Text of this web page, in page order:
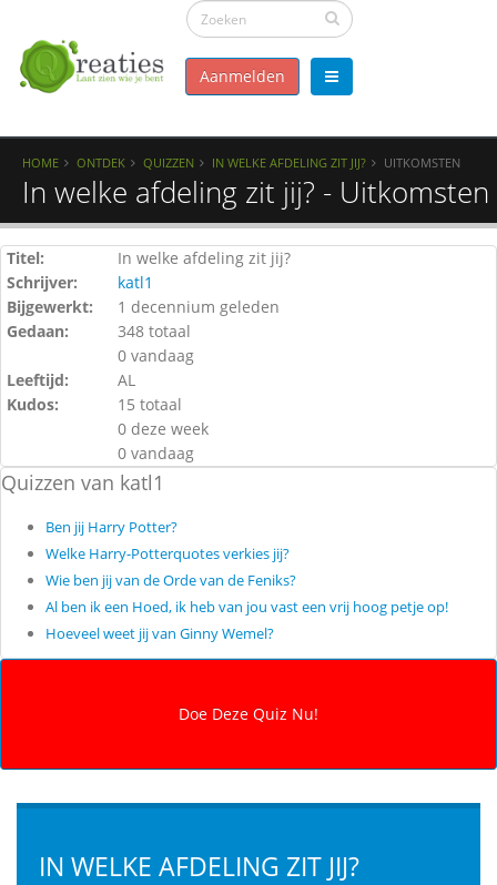
Aanmelden
HOME ONTDEK QUIZZEN IN WELKE AFDELING ZIT JIJ? UITKOMSTEN
In welke afdeling zit jij? - Uitkomsten
Titel:
In welke afdeling zit jij?
Schrijver:
katl1
Bijgewerkt:
1 decennium geleden
Gedaan:
348 totaal
0 vandaag
Leeftijd:
AL
Kudos:
15 totaal
0 deze week
0 vandaag
Quizzen van katl1
Ben jij Harry Potter?
Welke Harry-Potterquotes verkies jij?
Wie ben jij van de Orde van de Feniks?
Al ben ik een Hoed, ik heb van jou vast een vrij hoog petje op!
Hoeveel weet jij van Ginny Wemel?
IN WELKE AFDELING ZIT JIJ?